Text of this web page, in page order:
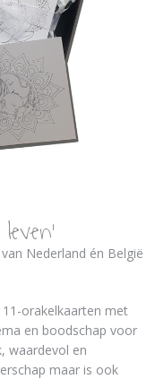
Nederland én België
orakelkaarten met
en boodschap voor
waardevol en
maar is ook